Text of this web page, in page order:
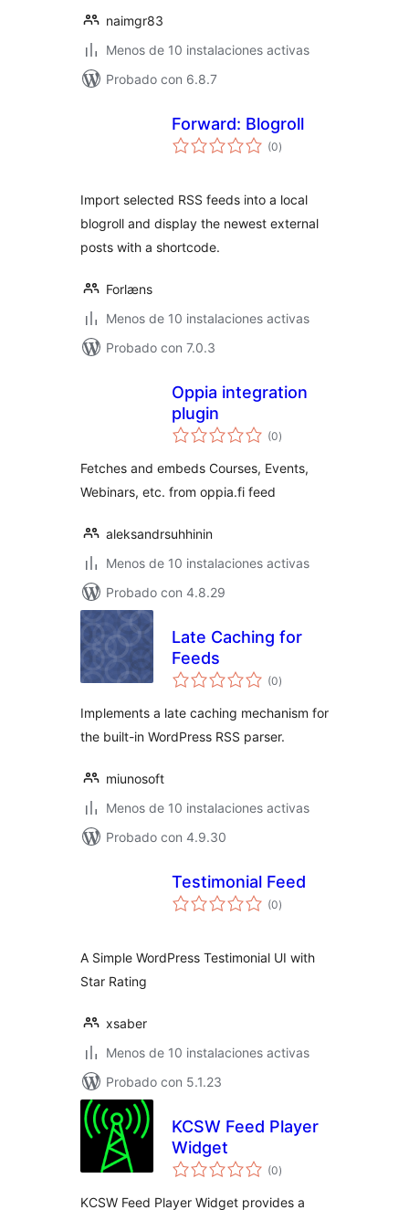
naimgr83
Menos de 10 instalaciones activas
Probado con 6.8.7
Forward: Blogroll
(0total
de
)
Import selected RSS feeds into a local
blogroll and display the newest external
posts with a shortcode.
Forlæns
Menos de 10 instalaciones activas
Probado con 7.0.3
Oppia integration
plugin
(0total
de
)
Fetches and embeds Courses, Events,
Webinars, etc. from oppia.fi feed
aleksandrsuhhinin
Menos de 10 instalaciones activas
Probado con 4.8.29
Late Caching for
Feeds
(0total
de
)
Implements a late caching mechanism for
the built-in WordPress RSS parser.
miunosoft
Menos de 10 instalaciones activas
Probado con 4.9.30
Testimonial Feed
(0total
de
)
A Simple WordPress Testimonial UI with
Star Rating
xsaber
Menos de 10 instalaciones activas
Probado con 5.1.23
KCSW Feed Player
Widget
(0total
de
)
KCSW Feed Player Widget provides a